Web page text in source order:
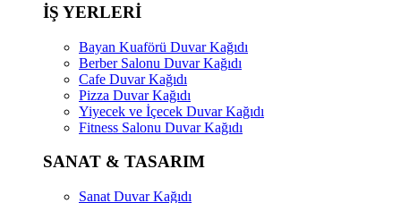
İŞ YERLERİ
Bayan Kuaförü Duvar Kağıdı
Berber Salonu Duvar Kağıdı
Cafe Duvar Kağıdı
Pizza Duvar Kağıdı
Yiyecek ve İçecek Duvar Kağıdı
Fitness Salonu Duvar Kağıdı
SANAT & TASARIM
Sanat Duvar Kağıdı